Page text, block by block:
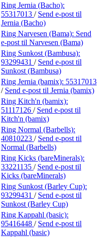
Ring Jernia (Bacho):
55317013 / Send e-post til
Jernia (Bacho)
Ring Narvesen (Bama): Send
e-post til Narvesen (Bama)
Ring Sunkost (Bambusa):
93299431 / Send e-post til
Sunkost (Bambusa)
Ring Jernia (bamix): 55317013
/ Send e-post til Jernia (bamix)
Ring Kitch'n (bamix):
51117126 / Send e-post til
Kitch'n (bamix)
Ring Normal (Barbells):
40810223 / Send e-post til
Normal (Barbells)
Ring Kicks (bareMinerals):
33221135 / Send e-post til
Kicks (bareMinerals)
Ring Sunkost (Barley Cup):
93299431 / Send e-post til
Sunkost (Barley Cup)
Ring Kappahl (basic):
95416448 / Send e-post til
Kappahl (basic)